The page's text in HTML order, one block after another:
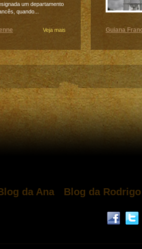
um departamento
quando...
Veja mais Guiana
da Ana Blog da Rodrigo